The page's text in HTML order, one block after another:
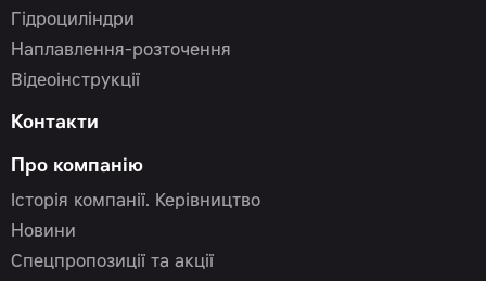
Гідроциліндри
Наплавлення-розточення
Відеоінструкції
Контакти
Про компанію
Історія компанії. Керівництво
Новини
Спецпропозиції та акції